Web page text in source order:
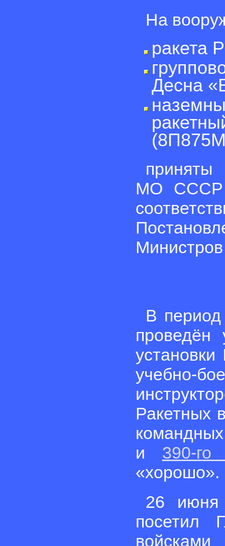
На
ракета
Десна
приняты
МО СССР
В
проведён
учебно-
Ракетных
и 390-го
«хорошо».
26 июня
посетил